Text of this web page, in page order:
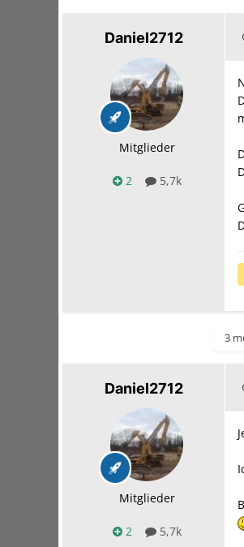
Daniel2712
Mitglieder
2 5,7k
3
Daniel2712
Mitglieder
2 5,7k